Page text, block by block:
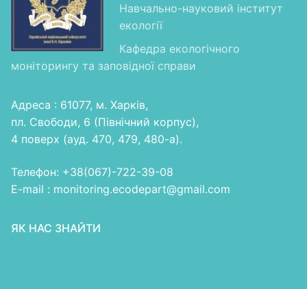
Навчально-науковий інститут
екології
Кафедра екологічного
моніторингу та заповідної справи
Адреса : 61077, м. Харків,
пл. Свободи, 6 (Північний корпус),
4 поверх (ауд. 470, 479, 480-а).
Телефон: +38(067)-722-39-08
E-mail : monitoring.ecodepart@gmail.com
ЯК НАС ЗНАЙТИ